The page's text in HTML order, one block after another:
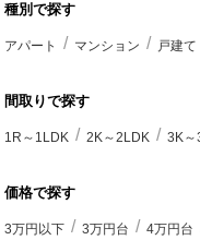
種別で探す
アパート マンション 戸建て
間取りで探す
1R～1LDK 2K～2LDK 3K
価格で探す
3万円以下 3万円台 4万円台